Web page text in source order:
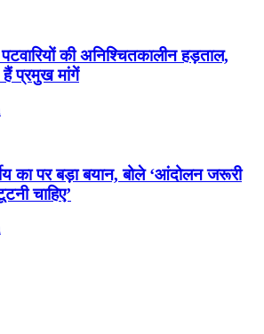
की अनिश्चितकालीन हड़ताल,
प्रमुख मांगें
का पर बड़ा बयान, बोले ‘आंदोलन जरूरी
चाहिए’